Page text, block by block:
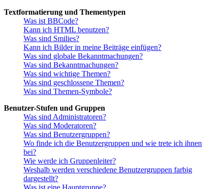
Textformatierung und Thementypen
Was ist BBCode?
Kann ich HTML benutzen?
Was sind Smilies?
Kann ich Bilder in meine Beiträge einfügen?
Was sind globale Bekanntmachungen?
Was sind Bekanntmachungen?
Was sind wichtige Themen?
Was sind geschlossene Themen?
Was sind Themen-Symbole?
Benutzer-Stufen und Gruppen
Was sind Administratoren?
Was sind Moderatoren?
Was sind Benutzergruppen?
Wo finde ich die Benutzergruppen und wie trete ich ihnen
bei?
Wie werde ich Gruppenleiter?
Weshalb werden verschiedene Benutzergruppen farbig
dargestellt?
Was ist eine Hauptgruppe?